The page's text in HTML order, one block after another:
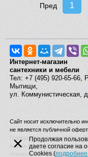
Пред 1
Интернет-магазин
сантехники и мебели
Тел: +7 (495) 920-65-66,
Мытищи,
ул. Коммунистическая,
Сайт носит исключительно
не является публичной
Гражданского кодекса
наших операторов.
технические
×
Продолжая
даете согласие на
Cookies (